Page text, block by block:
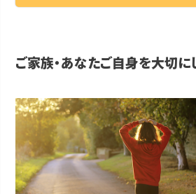
ご家族・あなたご自身を大切に